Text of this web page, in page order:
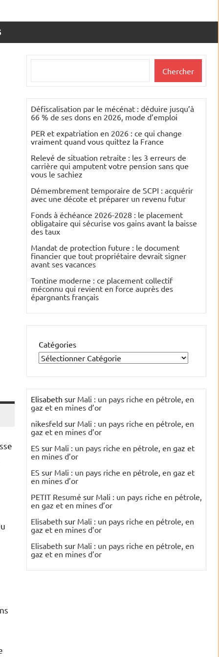
Chercher
Défiscalisation par le mécénat : déduire jusqu’à
66 % de ses dons en 2026, mode d’emploi
PER et expatriation en 2026 : ce qui change
vraiment quand vous quittez la France
Relevé de situation retraite : les 3 erreurs de
carrière qui amputent votre pension sans que
vous le sachiez
Démembrement temporaire de SCPI : acquérir
avec une décote et préparer un revenu futur
Fonds à échéance 2026-2028 : le placement
obligataire qui sécurise vos gains avant la baisse
des taux
Mandat de protection future : le document
financier que tout propriétaire devrait signer
avant ses vacances
Tontine moderne : ce placement collectif
méconnu qui revient en force auprès des
épargnants français
Catégories
Elisabeth sur Mali : un pays riche en pétrole, en
gaz et en mines d’or
nikesfeld sur Mali : un pays riche en pétrole, en
gaz et en mines d’or
ES sur Mali : un pays riche en pétrole, en gaz et
en mines d’or
ES sur Mali : un pays riche en pétrole, en gaz et
en mines d’or
PETIT Resumé sur Mali : un pays riche en pétrole,
en gaz et en mines d’or
Elisabeth sur Mali : un pays riche en pétrole, en
gaz et en mines d’or
Elisabeth sur Mali : un pays riche en pétrole, en
gaz et en mines d’or